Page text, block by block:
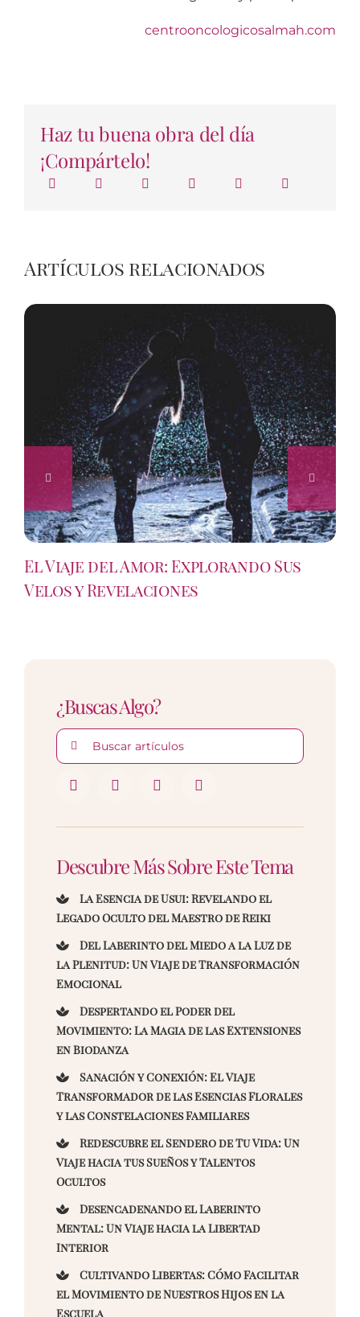
centrooncologicosalmah.com
Haz tu buena obra del día
¡Compártelo!
Artículos relacionados
El Viaje del Amor: Explorando Sus
Velos y Revelaciones
¿Buscas Algo?
Buscar:
Descubre Más Sobre Este Tema
La Esencia de Usui: Revelando el
Legado Oculto del Maestro de Reiki
Del Laberinto del Miedo a la Luz de
la Plenitud: Un Viaje de Transformación
Emocional
Despertando el Poder del
Movimiento: La Magia de las Extensiones
en Biodanza
Sanación y Conexión: El Viaje
Transformador de las Esencias Florales
y las Constelaciones Familiares
Redescubre el Sendero de Tu Vida: Un
Viaje hacia tus Sueños y Talentos
Ocultos
Desencadenando el Laberinto
Mental: Un Viaje hacia la Libertad
Interior
Cultivando Libertas: Cómo Facilitar
el Movimiento de Nuestros Hijos en la
Escuela